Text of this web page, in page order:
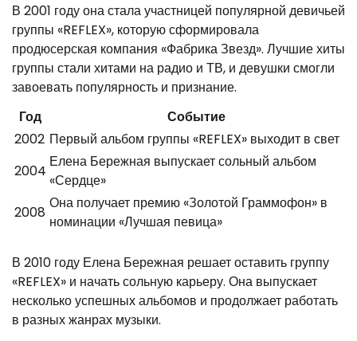
В 2001 году она стала участницей популярной девичьей
группы «REFLEX», которую сформировала
продюсерская компания «Фабрика Звезд». Лучшие хиты
группы стали хитами на радио и ТВ, и девушки смогли
завоевать популярность и признание.
Год
Событие
2002 Первый альбом группы «REFLEX» выходит в свет
2004
Елена Бережная выпускает сольный альбом
«Сердце»
2008
Она получает премию «Золотой Граммофон» в
номинации «Лучшая певица»
В 2010 году Елена Бережная решает оставить группу
«REFLEX» и начать сольную карьеру. Она выпускает
несколько успешных альбомов и продолжает работать
в разных жанрах музыки.